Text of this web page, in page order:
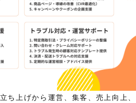
ち上げから運営、集客、売上向上、